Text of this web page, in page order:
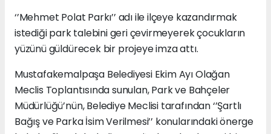
‘’Mehmet Polat Parkı’’ adı ile ilçeye kazandırmak
istediği park talebini geri çevirmeyerek çocukların
yüzünü güldürecek bir projeye imza attı.
Mustafakemalpaşa Belediyesi Ekim Ayı Olağan
Meclis Toplantısında sunulan, Park ve Bahçeler
Müdürlüğü’nün, Belediye Meclisi tarafından ‘’Şartlı
Bağış ve Parka İsim Verilmesi’’ konularındaki önerge